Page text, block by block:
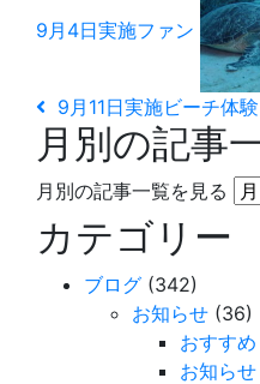
9月4日実施ファン
9月11日実施ビーチ体
月別の記事
月別の記事一覧を見る
カテゴリー
ブログ (342)
お知らせ (36)
おすすめ
お知らせ